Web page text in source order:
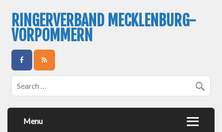
RINGERVERBAND MECKLENBURG-
VORPOMMERN
Menu